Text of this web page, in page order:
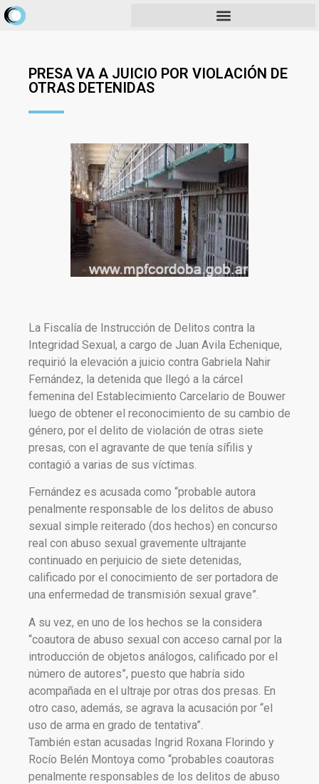
PRESA VA A JUICIO POR VIOLACIÓN DE
OTRAS DETENIDAS
La Fiscalía de Instrucción de Delitos contra la
Integridad Sexual, a cargo de Juan Avila Echenique,
requirió la elevación a juicio contra Gabriela Nahir
Fernández, la detenida que llegó a la cárcel
femenina del Establecimiento Carcelario de Bouwer
luego de obtener el reconocimiento de su cambio de
género, por el delito de violación de otras siete
presas, con el agravante de que tenía sífilis y
contagió a varias de sus víctimas.
Fernández es acusada como “probable autora
penalmente responsable de los delitos de abuso
sexual simple reiterado (dos hechos) en concurso
real con abuso sexual gravemente ultrajante
continuado en perjuicio de siete detenidas,
calificado por el conocimiento de ser portadora de
una enfermedad de transmisión sexual grave”.
A su vez, en uno de los hechos se la considera
“coautora de abuso sexual con acceso carnal por la
introducción de objetos análogos, calificado por el
número de autores”, puesto que habría sido
acompañada en el ultraje por otras dos presas. En
otro caso, además, se agrava la acusación por “el
uso de arma en grado de tentativa”.
También estan acusadas Ingrid Roxana Florindo y
Rocío Belén Montoya como “probables coautoras
penalmente responsables de los delitos de abuso